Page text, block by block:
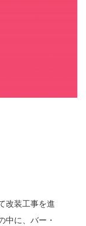
改装工事を進
中に、バー・